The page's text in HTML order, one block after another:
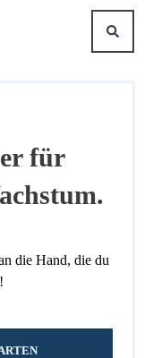
für
die Hand, die du